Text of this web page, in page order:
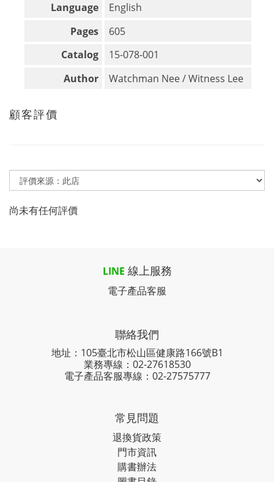
Language
English
Pages
605
Catalog
15-078-001
Author
Watchman Nee / Witness Lee
顧客評價
尚未有任何評價
LINE 線上服務
電子產品客服
聯絡我們
地址：105臺北市松山區健康路166號B1
業務專線： 02-27618530
電子產品客服專線：02-27575777
常見問題
退換貨政策
門市資訊
購書辦法